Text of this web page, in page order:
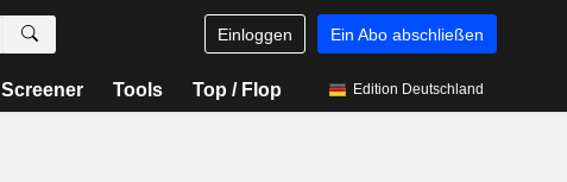
Einloggen Ein Abo abschließen
Screener Tools Top / Flop Edition Deutschland